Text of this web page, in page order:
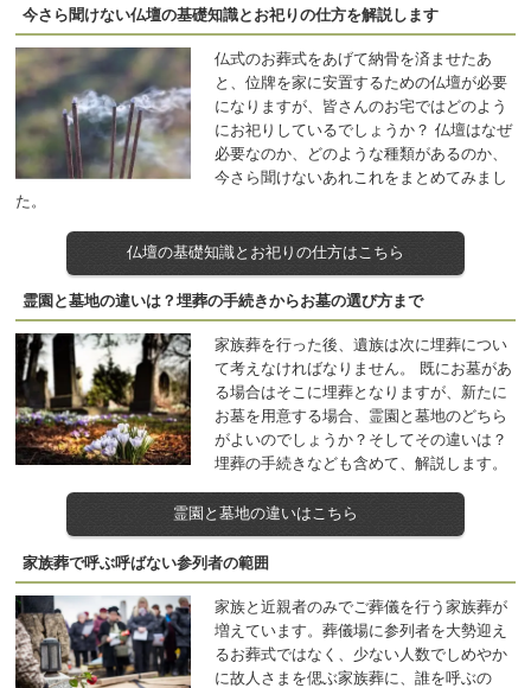
今さら聞けない仏壇の基礎知識とお祀りの仕方を解説します
仏式のお葬式をあげて納骨を済ませたあ
と、位牌を家に安置するための仏壇が必要
になりますが、皆さんのお宅ではどのよう
にお祀りしているでしょうか？ 仏壇はなぜ
必要なのか、どのような種類があるのか、
今さら聞けないあれこれをまとめてみまし
た。
仏壇の基礎知識とお祀りの仕方はこちら
霊園と墓地の違いは？埋葬の手続きからお墓の選び方まで
家族葬を行った後、遺族は次に埋葬につい
て考えなければなりません。 既にお墓があ
る場合はそこに埋葬となりますが、新たに
お墓を用意する場合、霊園と墓地のどちら
がよいのでしょうか？そしてその違いは？
埋葬の手続きなども含めて、解説します。
霊園と墓地の違いはこちら
家族葬で呼ぶ呼ばない参列者の範囲
家族と近親者のみでご葬儀を行う家族葬が
増えています。葬儀場に参列者を大勢迎え
るお葬式ではなく、少ない人数でしめやか
に故人さまを偲ぶ家族葬に、誰を呼ぶの